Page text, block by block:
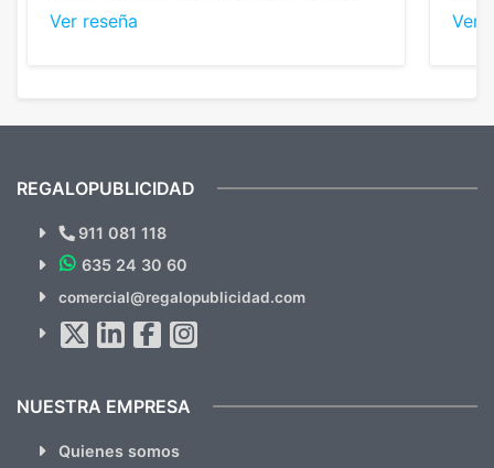
diferencia, con libretas de muy buena calidad
Ver reseña Ver
¿Quieres ver nuestras últimas
Novedades y Ofertas?
hacemos Spam)
REGALOPUBLICIDAD
911 081 118
635 24 30 60
comercial@regalopublicidad.com
NUESTRA EMPRESA
Quienes somos